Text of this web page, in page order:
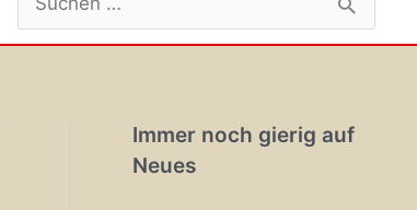
nach:
Immer noch gierig auf
Neues